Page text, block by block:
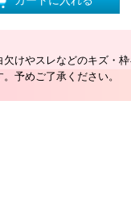
けやスレなどのキズ・
予めご了承ください。